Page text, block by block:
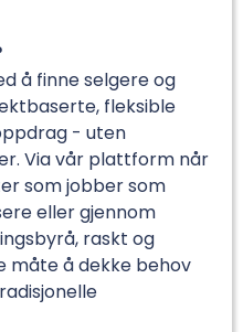
å finne selgere og
fleksible
- uten
Via vår plattform når
som jobber som
eller gjennom
raskt og
måte å dekke behov